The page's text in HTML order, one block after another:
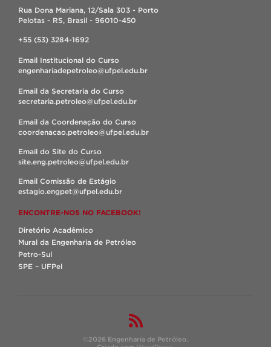
Rua Dona Mariana, 12/Sala 303 - Porto
Pelotas - RS, Brasil - 96010-450
+55 (53) 3284-1692
Email Institucional do Curso
engenhariadepetroleo@ufpel.edu.br
Email da Secretaria do Curso
secretaria.petroleo@ufpel.edu.br
Email da Coordenação do Curso
coordenacao.petroleo@ufpel.edu.br
Email do Site do Curso
site.eng.petroleo@ufpel.edu.br
Email Comissão de Estágio
estagio.engpet@ufpel.edu.br
ENCONTRE-NOS NO FACEBOOK!
Diretório Acadêmico
Mural da Engenharia de Petróleo
Petro-Sul
SPE – UFPel
©2026 Engenharia de Petróleo.